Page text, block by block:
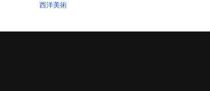
西洋美術